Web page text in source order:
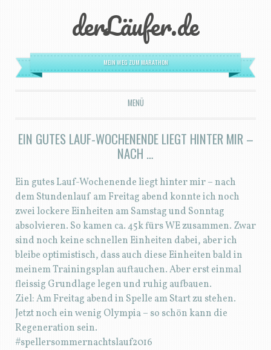
derLäufer.de
MEIN WEG ZUM MARATHON
MENÜ
ZUM INHALT SPRINGEN
EIN GUTES LAUF-WOCHENENDE LIEGT HINTER MIR –
NACH …
Ein gutes Lauf-Wochenende liegt hinter mir – nach
dem Stundenlauf am Freitag abend konnte ich noch
zwei lockere Einheiten am Samstag und Sonntag
absolvieren. So kamen ca. 45k fürs WE zusammen. Zwar
sind noch keine schnellen Einheiten dabei, aber ich
bleibe optimistisch, dass auch diese Einheiten bald in
meinem Trainingsplan auftauchen. Aber erst einmal
fleissig Grundlage legen und ruhig aufbauen.
Ziel: Am Freitag abend in Spelle am Start zu stehen.
Jetzt noch ein wenig Olympia – so schön kann die
Regeneration sein.
#spellersommernachtslauf2016